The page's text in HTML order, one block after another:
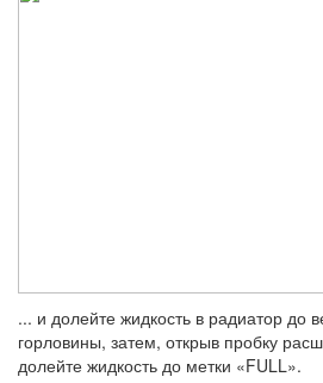
... и долейте жидкость в радиатор до
горловины, затем, открыв пробку
долейте жидкость до метки «FULL».